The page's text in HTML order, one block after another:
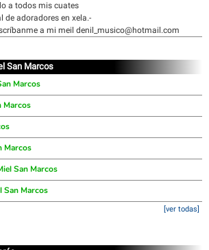
a todos mis cuates
adoradores en xela.-
a mi meil denil_musico@hotmail.com
San Marcos
Marcos
Marcos
Marcos
San Marcos
San Marcos
[ver todas]